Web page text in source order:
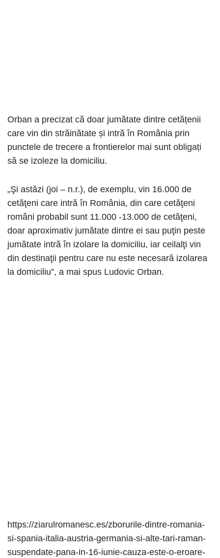
Orban a precizat că doar jumătate dintre cetățenii
care vin din străinătate și intră în România prin
punctele de trecere a frontierelor mai sunt obligați
să se izoleze la domiciliu.
„Şi astăzi (joi – n.r.), de exemplu, vin 16.000 de
cetăţeni care intră în România, din care cetăţeni
români probabil sunt 11.000 -13.000 de cetăţeni,
doar aproximativ jumătate dintre ei sau puţin peste
jumătate intră în izolare la domiciliu, iar ceilalţi vin
din destinaţii pentru care nu este necesară izolarea
la domiciliu”, a mai spus Ludovic Orban.
https://ziarulromanesc.es/zborurile-dintre-romania-
si-spania-italia-austria-germania-si-alte-tari-raman-
suspendate-pana-in-16-iunie-cauza-este-o-eroare-